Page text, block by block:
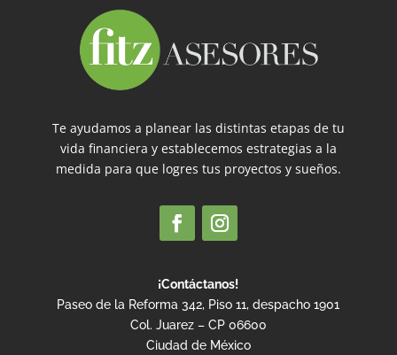
Te ayudamos a planear las distintas etapas de tu
vida financiera y establecemos estrategias a la
medida para que logres tus proyectos y sueños.
¡Contáctanos!
Paseo de la Reforma 342, Piso 11, despacho 1901
Col. Juarez – CP 06600
Ciudad de México